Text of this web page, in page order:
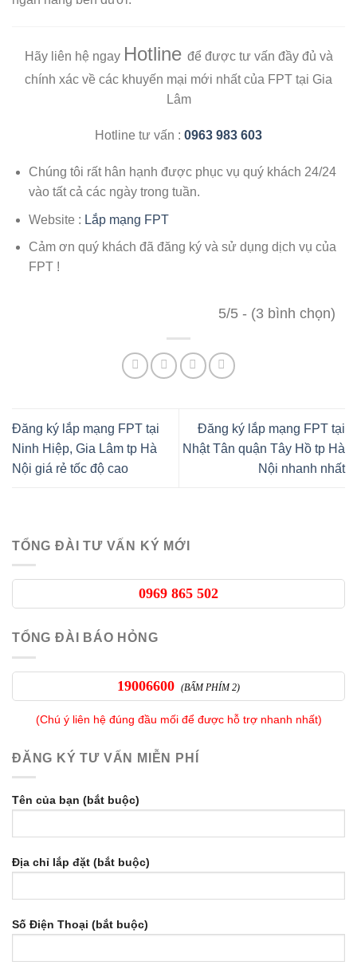
Hãy liên hệ ngay Hotline để được tư vấn đầy đủ và
chính xác về các khuyến mại mới nhất của FPT tại Gia
Lâm
Hotline tư vấn : 0963 983 603
Chúng tôi rất hân hạnh được phục vụ quý khách 24/24
vào tất cả các ngày trong tuần.
Website : Lắp mạng FPT
Cảm ơn quý khách đã đăng ký và sử dụng dịch vụ của
FPT !
5/5 - (3 bình chọn)
Đăng ký lắp mạng FPT tại
Ninh Hiệp, Gia Lâm tp Hà
Nội giá rẻ tốc độ cao
Đăng ký lắp mạng FPT tại
Nhật Tân quận Tây Hồ tp Hà
Nội nhanh nhất
TỔNG ĐÀI TƯ VẤN KÝ MỚI
0969 865 502
TỔNG ĐÀI BÁO HỎNG
19006600 (BẤM PHÍM 2)
(Chú ý liên hệ đúng đầu mối để được hỗ trợ nhanh nhất)
ĐĂNG KÝ TƯ VẤN MIỄN PHÍ
Tên của bạn (bắt buộc)
Địa chỉ lắp đặt (bắt buộc)
Số Điện Thoại (bắt buộc)